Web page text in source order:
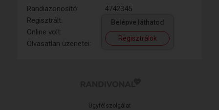
Randiazonosító:
4742345
Regisztrált:
Online volt:
Olvasatlan üzenetei:
Belépve láthatod
Regisztrálok
Ügyfélszolgálat